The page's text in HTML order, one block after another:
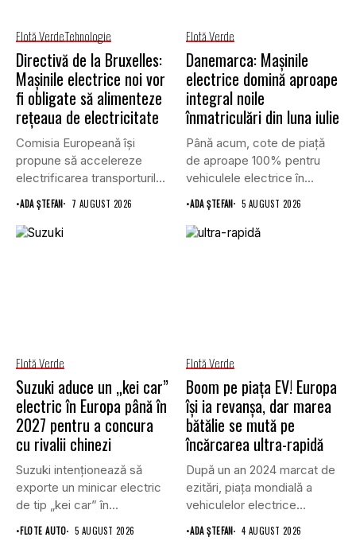
Flotă VerdeTehnologie
Directivă de la Bruxelles:
Mașinile electrice noi vor
fi obligate să alimenteze
rețeaua de electricitate
Comisia Europeană își
propune să accelereze
electrificarea transporturilor,
a clădirilor și a...
•ADA ȘTEFAN 7 AUGUST 2026
Flotă Verde
Danemarca: Mașinile
electrice domină aproape
integral noile
înmatriculări din luna iulie
Până acum, cote de piață
de aproape 100% pentru
vehiculele electrice în...
•ADA ȘTEFAN 5 AUGUST 2026
Flotă Verde
Suzuki aduce un „kei car”
electric în Europa până în
2027 pentru a concura
cu rivalii chinezi
Suzuki intenționează să
exporte un minicar electric
de tip „kei car” în...
•FLOTE AUTO 5 AUGUST 2026
Flotă Verde
Boom pe piața EV! Europa
își ia revanșa, dar marea
bătălie se mută pe
încărcarea ultra-rapidă
După un an 2024 marcat de
ezitări, piața mondială a
vehiculelor electrice...
•ADA ȘTEFAN 4 AUGUST 2026